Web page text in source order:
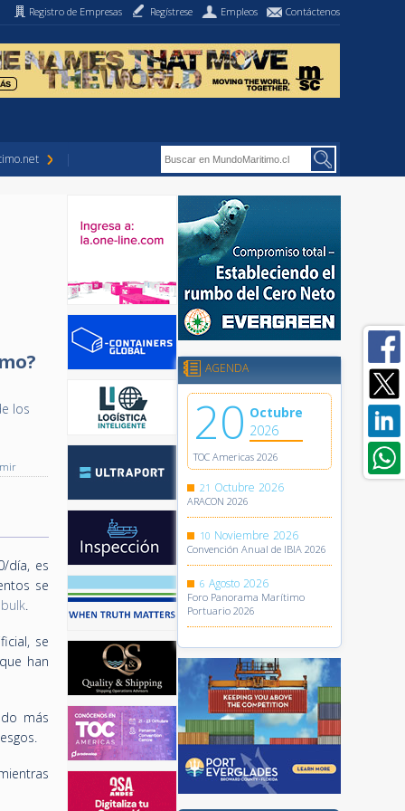
Registro de Empresas Regístrese Empleos Contáctenos
los
día, es
se
.
se
han
más
AGENDA
20 Octubre
2026
TOC Americas 2026
21 Octubre 2026
ARACON 2026
10 Noviembre 2026
Convención Anual de IBIA 2026
6 Agosto 2026
Foro Panorama Marítimo
Portuario 2026